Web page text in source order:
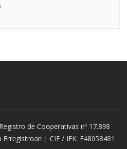
de Cooperativas nº 17.898
| CIF / IFK: F48058481